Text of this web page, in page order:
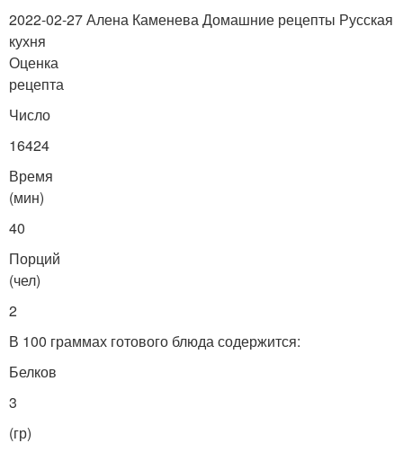
2022-02-27 Алена Каменева Домашние рецепты Русская
кухня
Оценка
рецепта
Число
16424
Время
(мин)
40
Порций
(чел)
2
В 100 граммах готового блюда содержится:
Белков
3
(гр)